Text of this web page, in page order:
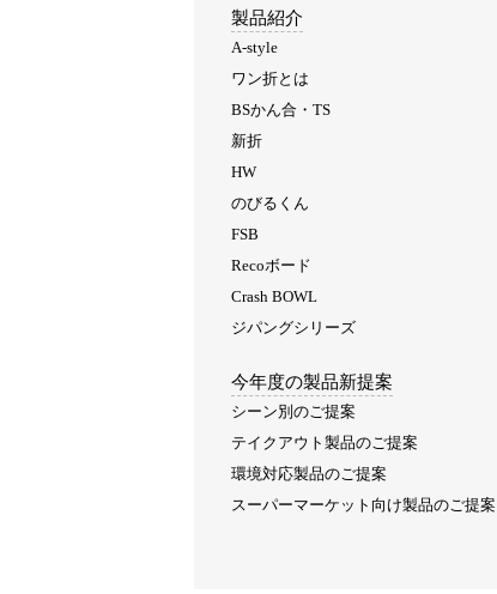
製品紹介
A-style
ワン折とは
BSかん合・TS
新折
HW
のびるくん
FSB
Recoボード
Crash BOWL
ジパングシリーズ
今年度の製品新提案
シーン別のご提案
テイクアウト製品のご提案
環境対応製品のご提案
スーパーマーケット向け製品のご提案